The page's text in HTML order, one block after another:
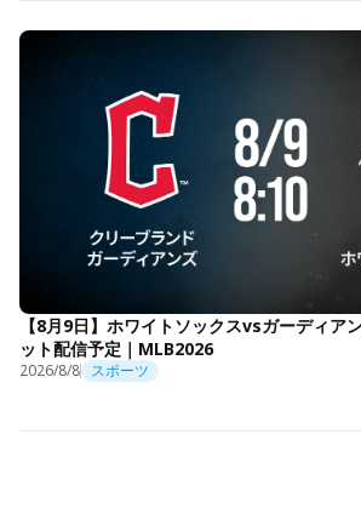
【8月9日】ホワイトソックスvsガーディア
ット配信予定｜MLB2026
2026/8/8 スポーツ